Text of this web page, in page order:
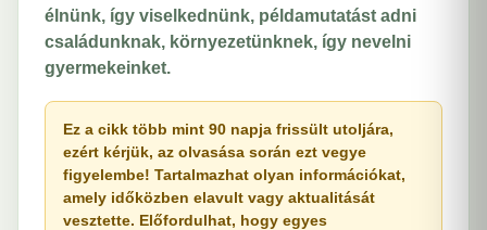
élnünk, így viselkednünk, példamutatást adni
családunknak, környezetünknek, így nevelni
gyermekeinket.
Ez a cikk több mint 90 napja frissült utoljára,
ezért kérjük, az olvasása során ezt vegye
figyelembe! Tartalmazhat olyan információkat,
amely időközben elavult vagy aktualitását
vesztette. Előfordulhat, hogy egyes